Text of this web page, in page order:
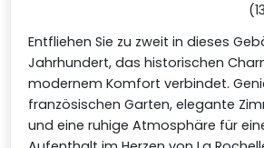
Entfliehen Sie zu zweit in dieses
Jahrhundert, das historischen
modernem Komfort verbindet.
französischen Garten, elegante
und eine ruhige Atmosphäre für